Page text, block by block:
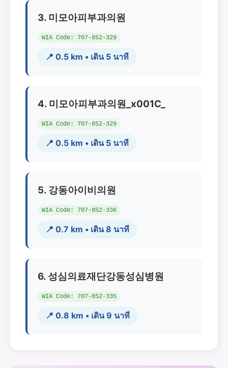
3. 미모아피부과의원
WIA Code: 707-852-329
📍 0.5 km • เดิน 5 นาที
4. 미모아피부과의원_x001C_
WIA Code: 707-852-329
📍 0.5 km • เดิน 5 นาที
5. 강동아이비의원
WIA Code: 707-852-336
📍 0.7 km • เดิน 8 นาที
6. 성심의료재단강동성심병원
WIA Code: 707-852-335
📍 0.8 km • เดิน 9 นาที